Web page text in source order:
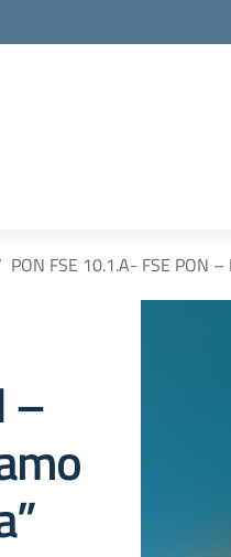
PON FSE 10.1.A- FSE PON
–